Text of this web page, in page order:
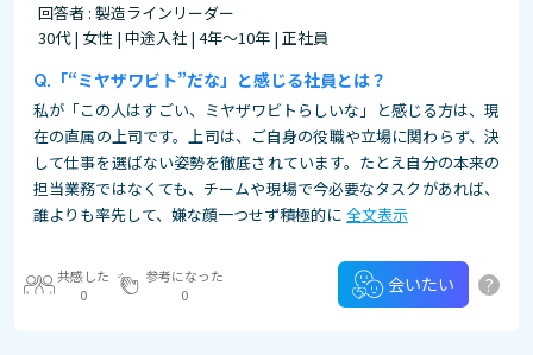
回答者 : 製造ラインリーダー
30代 | 女性 | 中途入社 | 4年～10年 | 正社員
「“ミヤザワビト”だな」と感じる社員とは？
私が「この人はすごい、ミヤザワビトらしいな」と感じる方は、現
在の直属の上司です。上司は、ご自身の役職や立場に関わらず、決
して仕事を選ばない姿勢を徹底されています。たとえ自分の本来の
担当業務ではなくても、チームや現場で今必要なタスクがあれば、
誰よりも率先して、嫌な顔一つせず積極的に 全文表示
共感した
0
参考になった
0
会いたい ?